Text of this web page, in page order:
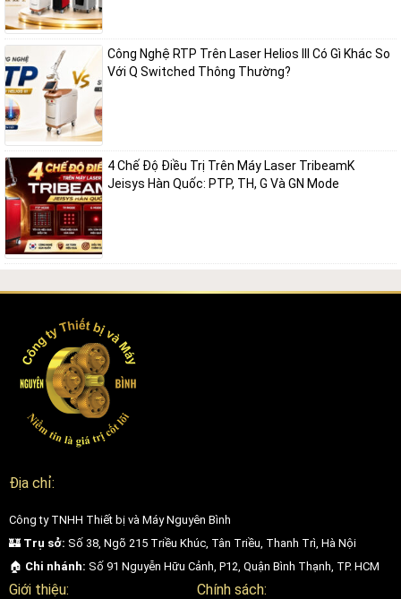
Công Nghệ RTP Trên Laser Helios III Có Gì Khác So
Với Q Switched Thông Thường?
4 Chế Độ Điều Trị Trên Máy Laser TribeamK
Jeisys Hàn Quốc: PTP, TH, G Và GN Mode
Địa chỉ:
Công ty TNHH Thiết bị và Máy Nguyên Bình
🏰 Trụ sở: Số 38, Ngõ 215 Triều Khúc, Tân Triều, Thanh Trì, Hà Nội
🏠 Chi nhánh: Số 91 Nguyễn Hữu Cảnh, P12, Quận Bình Thạnh, TP. HCM
Giới thiệu: Chính sách: